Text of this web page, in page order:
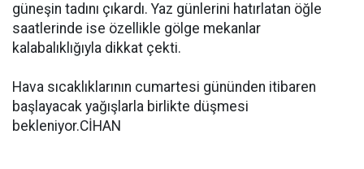
güneşin tadını çıkardı. Yaz günlerini hatırlatan öğle
saatlerinde ise özellikle gölge mekanlar
kalabalıklığıyla dikkat çekti.
Hava sıcaklıklarının cumartesi gününden itibaren
başlayacak yağışlarla birlikte düşmesi
bekleniyor.CİHAN